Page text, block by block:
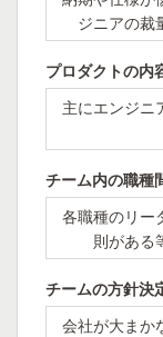
ジニアの裁
プロダクトの内
主にエンジニ
チーム内の職種
各職種のリー
則がある
チームの方針決
会社が大まか